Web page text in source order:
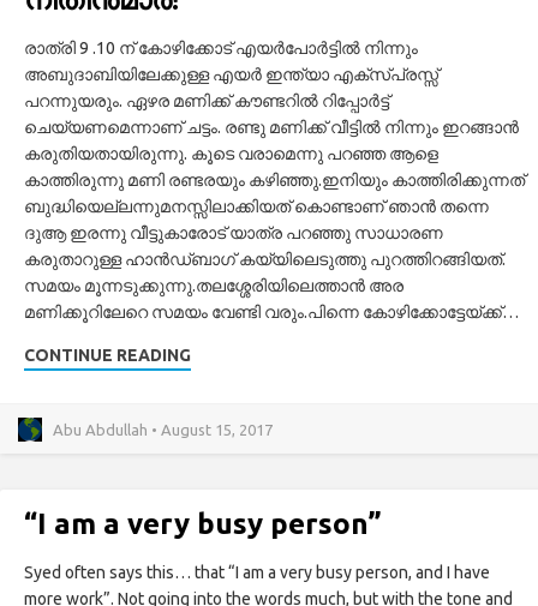
രാത്രി 9 .10 ന് കോഴിക്കോട് എയർപോർട്ടിൽ നിന്നും
അബുദാബിയിലേക്കുള്ള എയർ ഇന്ത്യാ എക്സ്പ്രസ്സ്
പറന്നുയരും. ഏഴര മണിക്ക് കൗണ്ടറിൽ റിപ്പോർട്ട്
ചെയ്യണമെന്നാണ് ചട്ടം. രണ്ടു മണിക്ക് വീട്ടിൽ നിന്നും ഇറങ്ങാൻ
കരുതിയതായിരുന്നു. കൂടെ വരാമെന്നു പറഞ്ഞ ആളെ
കാത്തിരുന്നു മണി രണ്ടരയും കഴിഞ്ഞു.ഇനിയും കാത്തിരിക്കുന്നത്
ബുദ്ധിയെല്ലന്നുമനസ്സിലാക്കിയത് കൊണ്ടാണ് ഞാൻ തന്നെ
ദുആ ഇരന്നു വീട്ടുകാരോട് യാത്ര പറഞ്ഞു സാധാരണ
കരുതാറുള്ള ഹാൻഡ്ബാഗ് കയ്യിലെടുത്തു പുറത്തിറങ്ങിയത്.
സമയം മൂന്നടുക്കുന്നു.തലശ്ശേരിയിലെത്താൻ അര
മണിക്കൂറിലേറെ സമയം വേണ്ടി വരും.പിന്നെ കോഴിക്കോട്ടേയ്ക്ക്…
CONTINUE READING
Abu Abdullah • August 15, 2017
“I am a very busy person”
Syed often says this… that “I am a very busy person, and I have
more work”. Not going into the words much, but with the tone and